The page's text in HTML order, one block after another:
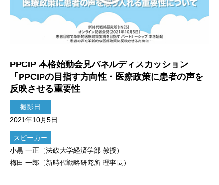
PPCIP 本格始動会見パネルディスカッション
「PPCIPの目指す方向性・医療政策に患者の声を
反映させる重要性
撮影日
2021年10月5日
スピーカー
小黒 一正（法政大学経済学部 教授）
梅田 一郎（新時代戦略研究所 理事長）